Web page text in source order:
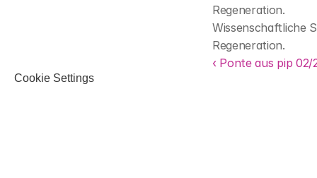
Regeneration.
Wissenschaftliche
Regeneration.
‹ Ponte aus pip 02/
Cookie Settings